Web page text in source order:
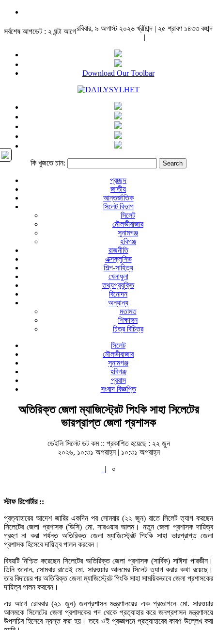
সর্বশেষ আপডেট : ২ ঘন্টা আগেরবিবার, ৯ অগাস্ট ২০২৬ খ্রীষ্টাব্দ | ২৫ শ্রাবণ ১৪৩৩ বঙ্গাব্দ
|
Download Our Toolbar
কি খুজতে চান:
প্রচ্ছদ
জাতীয়
আন্তর্জাতিক
সিলেট বিভাগ
সিলেট
মৌলভীবাজার
সুনামগঞ্জ
হবিগঞ্জ
রাজনীতি
এক্সক্লুসিভ
শিল্প-সাহিত্য
খেলাধুলা
তথ্যপ্রযুক্তি
বিনোদন
অন্যান্য
মতামত
শিক্ষাঙ্গন
চিত্র বিচিত্র
সিলেট
মৌলভীবাজার
সুনামগঞ্জ
হবিগঞ্জ
প্রবাস
সংবাদ বিজ্ঞপ্তি
অতিরিক্ত জেলা ম্যাজিস্ট্রেট পিংকি সাহা সিলেটের
ভারপ্রাপ্ত জেলা প্রশাসক
ডেইলি সিলেট ডট কম :: প্রকাশিত হয়েছে : ২২ জুন
২০২৬, ১০:৩১ অপরাহ্ন | ১০:৩১ অপরাহ্ন
|
০
স্টাফ রিপোর্টার ::
প্রত্যাহারের আদেশ জারির একদিন পর সোমবার (২২ জুন) রাতে সিলেট ত্যাগ করছেন
সিলেটের জেলা প্রশাসক (ডিসি) মো. সারওয়ার আলম। নতুন জেলা প্রশাসক দায়িত্ব
গ্রহণ না করা পর্যন্ত অতিরিক্ত জেলা ম্যাজিস্ট্রেট পিংকি সাহা ভারপ্রাপ্ত জেলা
প্রশাসক হিসেবে দায়িত্ব পালন করবেন।
বিষয়টি নিশ্চিত করেছেন সিলেটের অতিরিক্ত জেলা প্রশাসক (সার্বিক) সাঈদা পারভীন।
তিনি জানান, সোমবার রাতেই মো. সারওয়ার আলমের সিলেট ত্যাগ করার কথা রয়েছে।
তার বিদায়ের পর অতিরিক্ত জেলা ম্যাজিস্ট্রেট পিংকি সাহা সাময়িকভাবে জেলা প্রশাসকের
দায়িত্ব পালন করবেন।
এর আগে রোববার (২১ জুন) জনপ্রশাসন মন্ত্রণালয়ের এক প্রজ্ঞাপনে মো. সারওয়ার
আলমকে সিলেটের জেলা প্রশাসকের পদ থেকে প্রত্যাহার করে জনপ্রশাসন মন্ত্রণালয়ে
উপসচিব হিসেবে ন্যস্ত করা হয়। তবে ওই প্রজ্ঞাপনে প্রত্যাহারের কারণ উল্লেখ করা